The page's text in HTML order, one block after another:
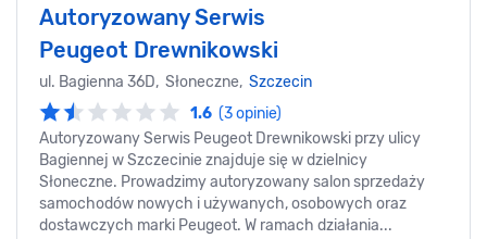
Autoryzowany Serwis
Peugeot Drewnikowski
ul. Bagienna 36D, Słoneczne, Szczecin
1.6 (3 opinie)
Autoryzowany Serwis Peugeot Drewnikowski przy ulicy
Bagiennej w Szczecinie znajduje się w dzielnicy
Słoneczne. Prowadzimy autoryzowany salon sprzedaży
samochodów nowych i używanych, osobowych oraz
dostawczych marki Peugeot. W ramach działania...